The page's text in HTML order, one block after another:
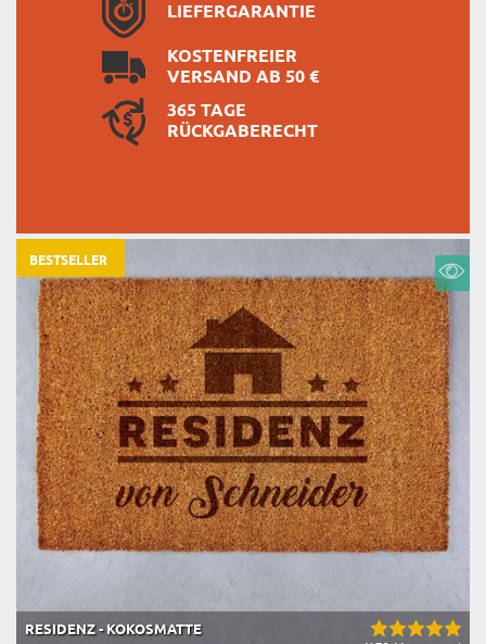
LIEFERGARANTIE
KOSTENFREIER
VERSAND AB 50 €
365 TAGE
RÜCKGABERECHT
RESIDENZ - KOKOSMATTE
BESTSELLER